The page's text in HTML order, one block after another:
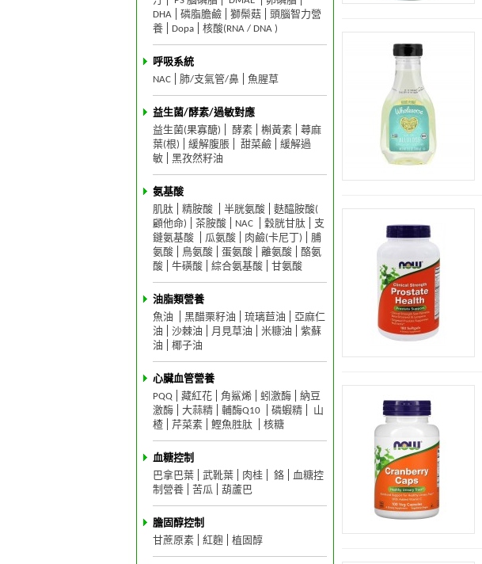
DHA
磷脂膽鹼 獅鬃菇
頭腦智力營
養
Dopa 核酸(RNA / DNA )
呼吸系統
NAC
肺/支氣管/鼻 魚腥草
益生菌/酵素/過敏對應
益生菌(果寡醣)
酵素 槲黃素
蕁麻
葉(根)
緩解腹脹 甜菜鹼
緩解過
敏
黑孜然籽油
氨基酸
肌肽
精胺酸 半胱氨酸
麩醯胺酸(
顧他命)
茶胺酸 NAC 穀胱甘肽
支
鏈氨基酸
瓜氨酸 肉鹼(卡尼丁)
脯
氨酸
鳥氨酸 蛋氨酸 離氨酸
酪氨
酸
牛磺酸 綜合氨基酸 甘氨酸
油脂類營養
魚油
黑醋栗籽油 琉璃苣油
亞麻仁
油
沙棘油 月見草油 米糠油
紫蘇
油
椰子油
心臟血管營養
PQQ
藏紅花 角鯊烯 蚓激酶
納豆
激酶
大蒜精 輔酶Q10 磷蝦精
山
楂
芹菜素 鰹魚胜肽 核糖
血糖控制
巴拿巴葉
武靴葉 肉桂 鉻
血糖控
制營養
苦瓜 葫蘆巴
膽固醇控制
甘蔗原素
紅麴 植固醇